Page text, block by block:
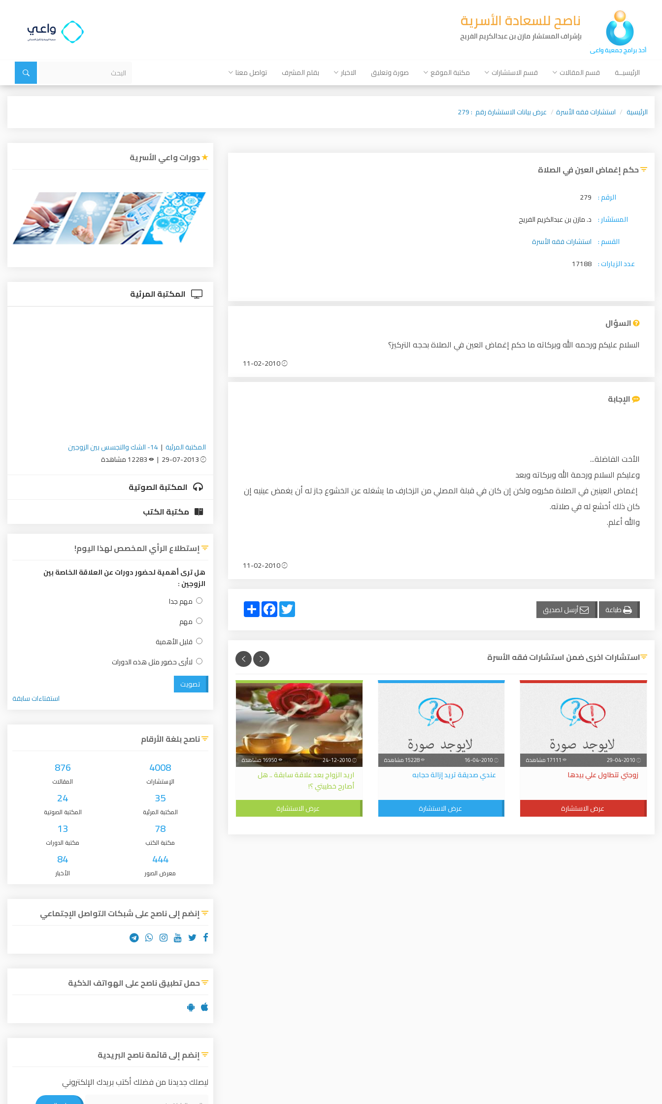
الرئيسيــة قسم المقالات قسم الاستشارات مكتبة الموقع صورة وتعليق الاخبار بقلم المشرف تواصل معنا
الرئيسية استشارات فقه الأسرة عرض بيانات الاستشارة رقم : 279
حكم إغماض العين في الصلاة
الرقم : 279
المستشار : د. مازن بن عبدالكريم الفريح
القسم : استشارات فقه الأسرة
عدد الزيارات : 17188
السؤال
السلام عليكم ورحمه الله وبركاته ما حكم إغماض العين في الصلاة بحجه التركيز؟
الإجابة
الأخت الفاضلة...
وعليكم السلام ورحمة الله وبركاته وبعد
إغماض العينين في الصلاة مكروه ولكن إن كان في قبلة المصلي من الزخارف ما يشغله عن الخشوع جاز له أن يغمض عينيه إن
كان ذلك أخشع له في صلاته.
والله أعلم.
طباعة أرسل لصديق Share
FacebookTwitter
استشارات اخرى ضمن استشارات فقه الأسرة
17111 مشاهدة
زوجتي تتطاول علي بيدها
عرض الاستشارة
16-04-2010 15228 مشاهدة
عندي صديقة تريد إزالة حجابه
عرض الاستشارة
16950 مشاهدة
اريد الزواج بعد علاقة سابقة .. هل
أصارح خطيبتي ؟!
عرض الاستشارة
دورات واعي الأسرية
المكتبة المرئية
المكتبة المرئية | 14- الشك والتجسس بين الزوجين
المكتبة الصوتية
مكتبة الكتب
إستطلاع الرأي المخصص لهذا اليوم!
هل ترى أهمية لحضور دورات عن العلاقة الخاصة بين
الزوجين :
مهم جدا
مهم
قليل الأهمية
لاأرى حضور مثل هذه الدورات
تصويت
استفتاءات سابقة
ناصح بلغة الأرقام
4008
الإستشارات
876
المقالات
35
المكتبة المرئية
24
المكتبة الصوتية
78
مكتبة الكتب
13
مكتبة الدورات
444
معرض الصور
84
الأخبار
إنضم إلى ناصح على شبكات التواصل الإجتماعي
حمل تطبيق ناصح على الهواتف الذكية
إنضم إلى قائمة ناصح البريدية
ليصلك جديدنا من فضلك أكتب بريدك الإلكتروني